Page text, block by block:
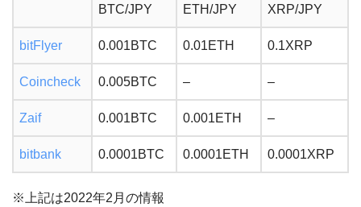
BTC/JPY ETH/JPY XRP/JPY
bitFlyer 0.001BTC 0.01ETH 0.1XRP
Coincheck 0.005BTC – –
Zaif 0.001BTC 0.001ETH –
bitbank 0.0001BTC 0.0001ETH 0.0001XRP
※上記は2022年2月の情報